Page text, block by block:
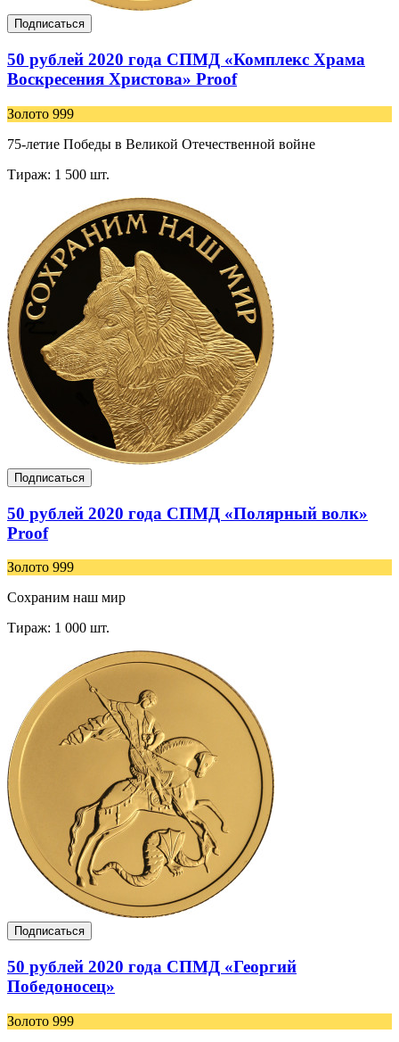
Подписаться
50 рублей 2020 года СПМД «Комплекс Храма
Воскресения Христова» Proof
Золото 999
75-летие Победы в Великой Отечественной войне
Тираж: 1 500 шт.
Подписаться
50 рублей 2020 года СПМД «Полярный волк»
Proof
Золото 999
Сохраним наш мир
Тираж: 1 000 шт.
Подписаться
50 рублей 2020 года СПМД «Георгий
Победоносец»
Золото 999